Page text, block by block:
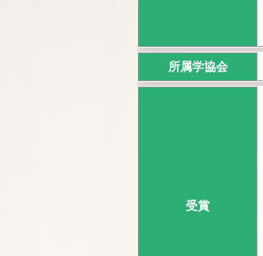
所属学協会
受賞